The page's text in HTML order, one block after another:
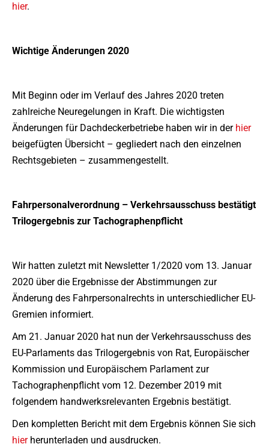
hier.
Wichtige Änderungen 2020
Mit Beginn oder im Verlauf des Jahres 2020 treten
zahlreiche Neuregelungen in Kraft. Die wichtigsten
Änderungen für Dachdeckerbetriebe haben wir in der hier
beigefügten Übersicht – gegliedert nach den einzelnen
Rechtsgebieten – zusammengestellt.
Fahrpersonalverordnung – Verkehrsausschuss bestätigt
Trilogergebnis zur Tachographenpflicht
Wir hatten zuletzt mit Newsletter 1/2020 vom 13. Januar
2020 über die Ergebnisse der Abstimmungen zur
Änderung des Fahrpersonalrechts in unterschiedlicher EU-
Gremien informiert.
Am 21. Januar 2020 hat nun der Verkehrsausschuss des
EU-Parlaments das Trilogergebnis von Rat, Europäischer
Kommission und Europäischem Parlament zur
Tachographenpflicht vom 12. Dezember 2019 mit
folgendem handwerksrelevanten Ergebnis bestätigt.
Den kompletten Bericht mit dem Ergebnis können Sie sich
hierherunterladen und ausdrucken.